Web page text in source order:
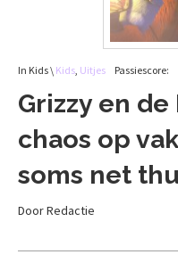
In Kids \ Kids, Uitjes Passiescore:
Grizzy en
chaos op
soms net
Door Redactie